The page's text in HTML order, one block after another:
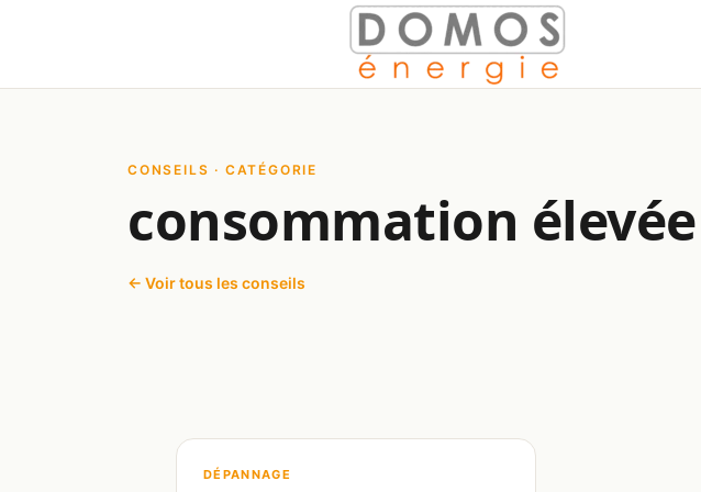
CONSEILS · CATÉGORIE
consommation élevée
← Voir tous les conseils
DÉPANNAGE